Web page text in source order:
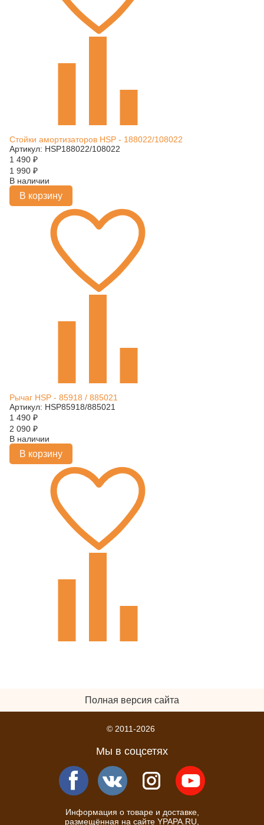
Стойки амортизаторов HSP - 188022/108022
Артикул: HSP188022/108022
1 490 ₽
1 990 ₽
В наличии
В корзину
Рычаг HSP - 85918 / 885021
Артикул: HSP85918/885021
1 490 ₽
2 090 ₽
В наличии
В корзину
Полная версия сайта
© 2011-2026
Мы в соцсетях
Информация о товаре и доставке,
размещённая на сайте YPAPA.RU,